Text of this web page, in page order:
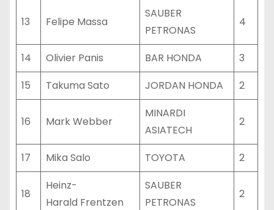
13 Felipe Massa
SAUBER
PETRONAS
4
14 Olivier Panis BAR HONDA
3
15
Takuma Sato JORDAN HONDA 2
16 Mark Webber
MINARDI
ASIATECH
2
17 Mika Salo TOYOTA 2
18
Heinz-
Harald Frentzen
SAUBER
PETRONAS
2